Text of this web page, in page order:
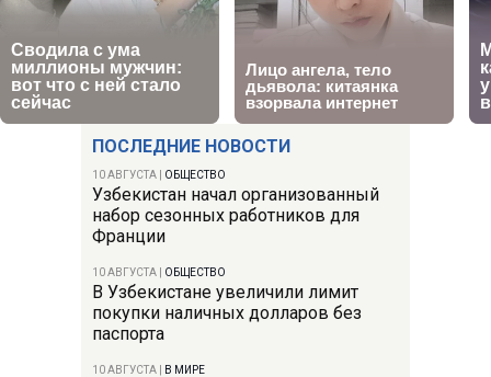
ПОСЛЕДНИЕ НОВОСТИ
10 АВГУСТА ОБЩЕСТВО
Узбекистан начал организованный
набор сезонных работников для
Франции
10 АВГУСТА ОБЩЕСТВО
В Узбекистане увеличили лимит
покупки наличных долларов без
паспорта
10 АВГУСТА В МИРЕ